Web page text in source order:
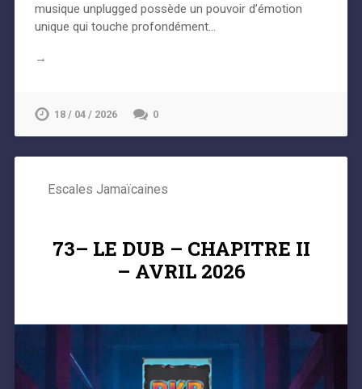
musique unplugged possède un pouvoir d’émotion
unique qui touche profondément…
→
18 / 04 / 2026 0
Escales Jamaïcaines
73– LE DUB – CHAPITRE II
– AVRIL 2026